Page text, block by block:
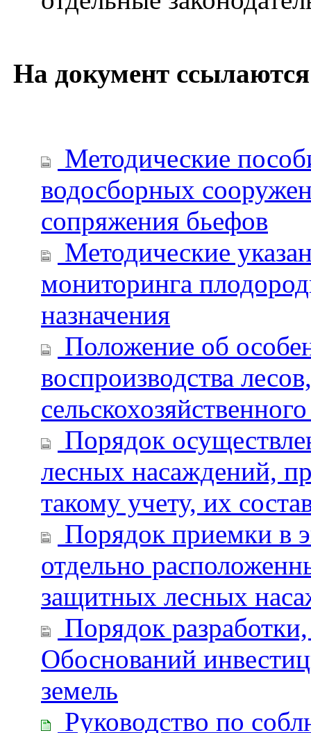
На документ
Методические
водосборных
сопряжения бьефов
Методические
мониторинга
назначения
Положение об
воспроизводства
Порядок
лесных насаждений,
такому учету, их
Порядок приемки в
отдельно
защитных лесных
Порядок
Обоснований
земель
Руководство по